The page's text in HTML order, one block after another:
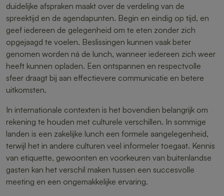
duidelijke afspraken maakt over de verdeling van de
spreektijd en de agendapunten. Begin en eindig op tijd, en
geef iedereen de gelegenheid om te eten zonder zich
opgejaagd te voelen. Beslissingen kunnen vaak beter
genomen worden ná de lunch, wanneer iedereen zich weer
heeft kunnen opladen. Een ontspannen en respectvolle
sfeer draagt bij aan effectievere communicatie en betere
uitkomsten.
In internationale contexten is het bovendien belangrijk om
rekening te houden met culturele verschillen. In sommige
landen is een zakelijke lunch een formele aangelegenheid,
terwijl het in andere culturen veel informeler toegaat. Kennis
van etiquette, gewoonten en voorkeuren van buitenlandse
gasten kan het verschil maken tussen een succesvolle
meeting en een ongemakkelijke ervaring.